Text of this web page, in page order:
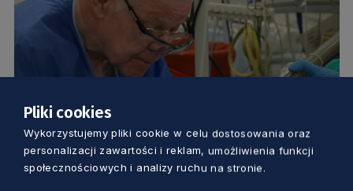
ZDROWIE
Pliki cookies
Wykorzystujemy pliki cookie w celu dostosowania oraz
personalizacji zawartości i reklam, umożliwienia funkcji
społecznościowych i analizy ruchu na stronie.